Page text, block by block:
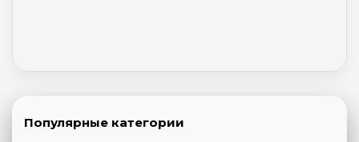
Популярные категории